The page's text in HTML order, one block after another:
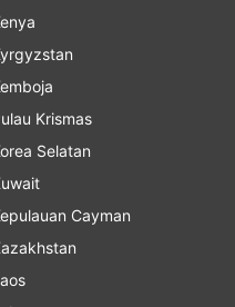
Krismas
Selatan
Cayman